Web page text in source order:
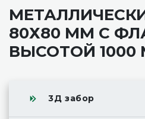
80Х80 ММ С
ВЫСОТОЙ 1000
3Д забор